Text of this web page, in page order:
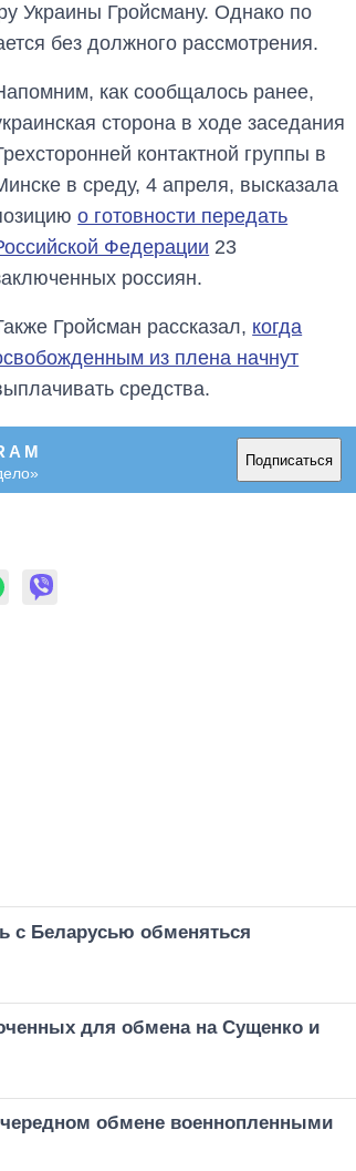
Украины Гройсману. Однако по
без должного рассмотрения.
как сообщалось ранее,
сторона в ходе заседания
контактной группы в
в среду, 4 апреля, высказала
о готовности передать
Федерации 23
россиян.
Гройсман рассказал, когда
из плена начнут
средства.
Подписаться
с Беларусью обменяться
для обмена на Сущенко и
обмене военнопленными